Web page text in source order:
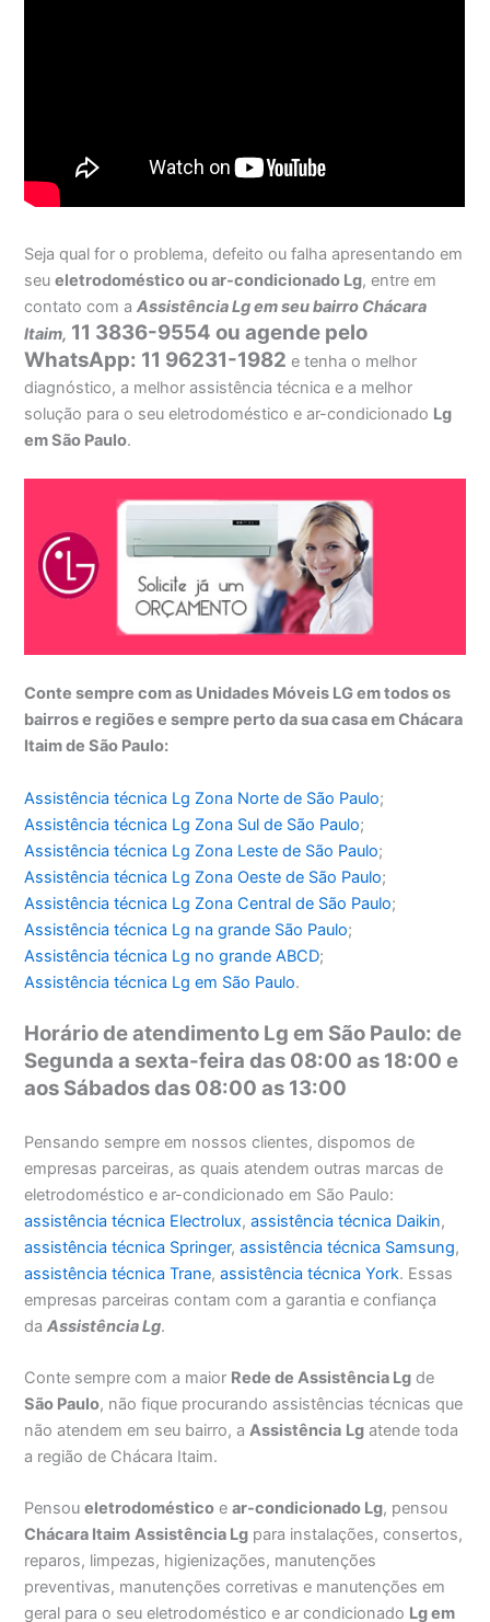
Seja qual for o problema, defeito ou falha apresentando em
seueletrodoméstico ou ar-condicionado Lg, entre em
contato com aAssistência Lg em seu bairro Chácara
Itaim, 11 3836-9554 ou agende pelo
WhatsApp: 11 96231-1982 e tenha o melhor
diagnóstico, a melhor assistência técnica e a melhor
solução para o seu eletrodoméstico e ar-condicionado Lg
em São Paulo.
Conte sempre com as Unidades Móveis LG em todos os
bairros e regiões e sempre perto da sua casa em Chácara
Itaim de São Paulo:
Assistência técnica Lg Zona Norte de São Paulo;
Assistência técnica Lg Zona Sul de São Paulo;
Assistência técnica Lg Zona Leste de São Paulo;
Assistência técnica Lg Zona Oeste de São Paulo;
Assistência técnica Lg Zona Central de São Paulo;
Assistência técnica Lg na grande São Paulo;
Assistência técnica Lg no grande ABCD;
Assistência técnica Lg em São Paulo.
Horário de atendimento Lg em São Paulo: de
Segunda a sexta-feira das 08:00 as 18:00 e
aos Sábados das 08:00 as 13:00
Pensando sempre em nossos clientes, dispomos de
empresas parceiras, as quais atendem outras marcas de
eletrodoméstico e ar-condicionado em São Paulo:
assistência técnica Electrolux,assistência técnica Daikin,
assistência técnica Springer,assistência técnica Samsung,
assistência técnica Trane,assistência técnica York. Essas
empresas parceiras contam com a garantia e confiança
daAssistência Lg.
Conte sempre com a maior Rede de Assistência Lg de
São Paulo, não fique procurando assistências técnicas que
não atendem em seu bairro, aAssistência Lg atende toda
a região de Chácara Itaim.
Pensoueletrodoméstico ear-condicionado Lg, pensou
Chácara Itaim Assistência Lg para instalações, consertos,
reparos, limpezas, higienizações, manutenções
preventivas, manutenções corretivas e manutenções em
geral para o seu eletrodoméstico e ar condicionado Lg em